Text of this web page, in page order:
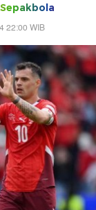
Sepakbola
22:00 WIB